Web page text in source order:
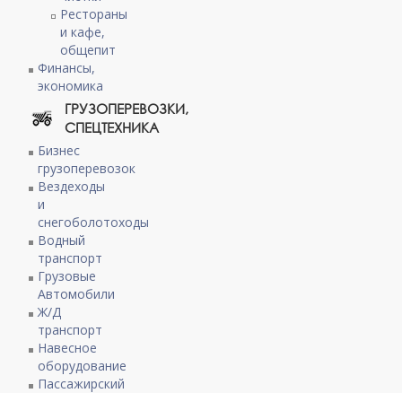
Рестораны
и кафе,
общепит
Финансы,
экономика
ГРУЗОПЕРЕВОЗКИ,
СПЕЦТЕХНИКА
Бизнес
грузоперевозок
Вездеходы
и
снегоболотоходы
Водный
транспорт
Грузовые
Автомобили
Ж/Д
транспорт
Навесное
оборудование
Пассажирский